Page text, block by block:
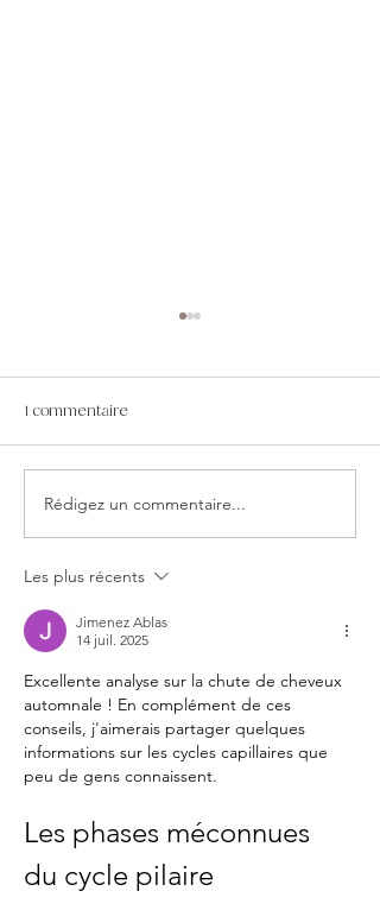
HYDRAFACIAL À NICE : LE
SOIN RÉVOLUTIONNAIRE
1 commentaire
Rédigez un commentaire...
Les plus récents
Jimenez Ablas
14 juil. 2025
Excellente analyse sur la chute de cheveux
automnale ! En complément de ces
conseils, j'aimerais partager quelques
informations sur les cycles capillaires que
peu de gens connaissent.
Les phases méconnues
du cycle pilaire